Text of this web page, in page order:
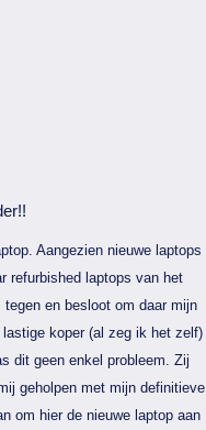
Aangezien nieuwe laptops
refurbished laptops van het
en besloot om daar mijn
koper (al zeg ik het zelf)
dit geen enkel probleem. Zij
geholpen met mijn definitieve
om hier de nieuwe laptop aan